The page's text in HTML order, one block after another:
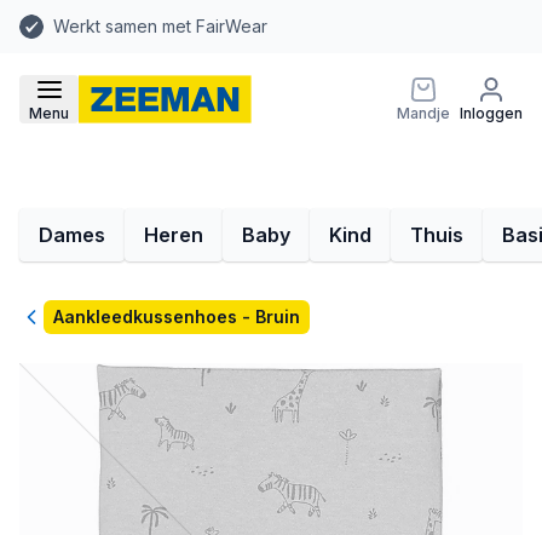
Werkt samen met FairWear
Menu Mandje Inloggen
Dames Heren Baby Kind Thuis
TerugAankleedkussenhoes - Bruin